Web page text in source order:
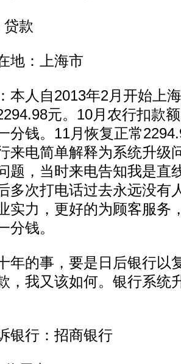
款
：上海市
人自2013年2月开始上海
元。10月农行扣款
分钱。11月恢复正常
来电简单解释为系统升级
题，当时来电告知我是直
多次打电话过去永远没有
实力，更好的为顾客服务
分钱。
的事，要是日后银行以
，我又该如何。银行系统
行：招商银行